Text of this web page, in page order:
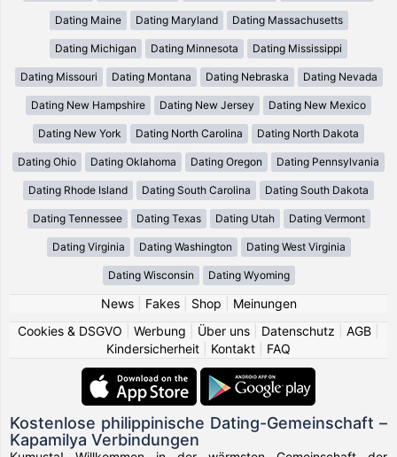
Dating Maine Dating Maryland Dating Massachusetts
Dating Michigan Dating Minnesota Dating Mississippi
Dating Missouri Dating Montana Dating Nebraska Dating Nevada
Dating New Hampshire Dating New Jersey Dating New Mexico
Dating New York Dating North Carolina Dating North Dakota
Dating Ohio Dating Oklahoma Dating Oregon Dating Pennsylvania
Dating Rhode Island Dating South Carolina Dating South Dakota
Dating Tennessee Dating Texas Dating Utah Dating Vermont
Dating Virginia Dating Washington Dating West Virginia
Dating Wisconsin Dating Wyoming
News| Fakes| Shop
Meinungen
Cookies & DSGVO
Werbung Über uns Datenschutz AGB
Kindersicherheit
Kontakt FAQ
Kostenlose philippinische Dating-Gemeinschaft –
Kapamilya Verbindungen